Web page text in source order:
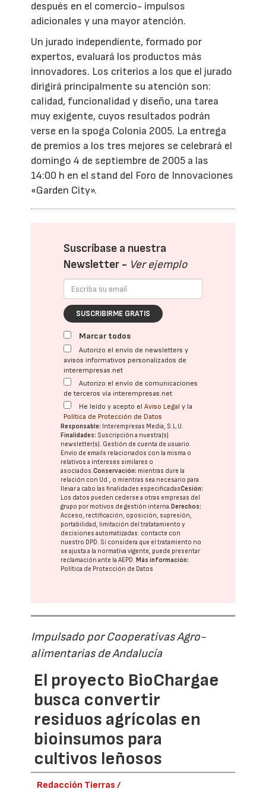
después en el comercio- impulsos
adicionales y una mayor atención.
Un jurado independiente, formado por
expertos, evaluará los productos más
innovadores. Los criterios a los que el jurado
dirigirá principalmente su atención son:
calidad, funcionalidad y diseño, una tarea
muy exigente, cuyos resultados podrán
verse en la spoga Colonia 2005. La entrega
de premios a los tres mejores se celebrará el
domingo 4 de septiembre de 2005 a las
14:00 h en el stand del Foro de Innovaciones
«Garden City».
Suscríbase a nuestra
Newsletter - Ver ejemplo
SUSCRIBIRME GRATIS
Marcar todos
Autorizo el envío de newsletters y
avisos informativos personalizados de
interempresas.net
Autorizo el envío de comunicaciones
de terceros vía interempresas.net
He leído y acepto elAviso Legal y la
Política de Protección de Datos
Responsable: Interempresas Media, S.L.U.
Finalidades: Suscripción a nuestra(s)
newsletter(s). Gestión de cuenta de usuario.
Envío de emails relacionados con la misma o
relativos a intereses similares o
asociados.Conservación: mientras dure la
relación con Ud., o mientras sea necesario para
llevar a cabo las finalidades especificadasCesión:
Los datos pueden cederse a otras empresas del
grupo por motivos de gestión interna. Derechos:
Acceso, rectificación, oposición, supresión,
portabilidad, limitación del tratatamiento y
decisiones automatizadas: contacte con
nuestro DPD. Si considera que el tratamiento no
se ajusta a la normativa vigente, puede presentar
reclamación ante laAEPD. Más información:
Política de Protección de Datos
Impulsado por Cooperativas Agro-
alimentarias de Andalucía
El proyecto BioChargae
busca convertir
residuos agrícolas en
bioinsumos para
cultivos leñosos
Redacción Tierras /